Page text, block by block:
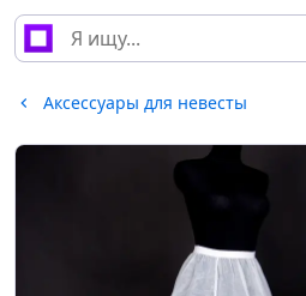
Аксессуары для невесты